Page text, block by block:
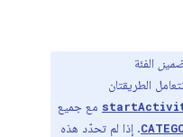
الفئة
الطريقتان
مع جميع
. إذا لم تحدّد هذه